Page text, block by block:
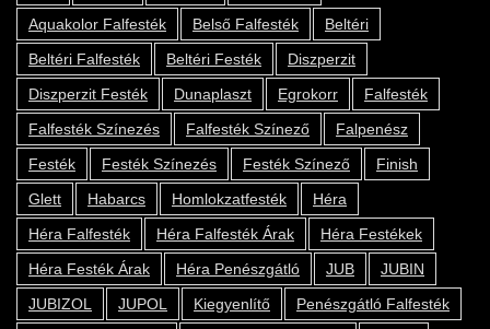
Aquakolor Falfesték
Belső Falfesték
Beltéri
Beltéri Falfesték
Beltéri Festék
Diszperzit
Diszperzit Festék
Dunaplaszt Egrokorr
Falfesték
Falfesték Színezés
Falfesték Színező
Falpenész
Festék
Festék Színezés Festék Színező
Finish
Glett
Habarcs Homlokzatfesték
Héra
Héra Falfesték
Héra Falfesték Árak
Héra Festékek
Héra Festék Árak
Héra Penészgátló JUB
JUBIN
JUBIZOL
JUPOL Kiegyenlítő
Penészgátló Falfesték